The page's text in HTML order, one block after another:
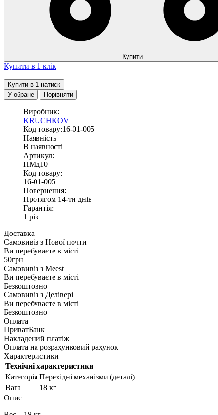
Купити
Купити в 1 клік
Купити в 1 натиск
У обране
Порівняти
Виробник:
KRUCHKOV
Код товару:16-01-005
Наявність
В наявності
Артикул:
ПМд10
Код товару:
16-01-005
Повернення:
Протягом 14-ти днів
Гарантія:
1 рік
Доставка
Самовивіз з Нової почти
Ви перебуваєте в місті
50грн
Самовивіз з Meest
Ви перебуваєте в місті
Безкоштовно
Самовивіз з Делівері
Ви перебуваєте в місті
Безкоштовно
Оплата
ПриватБанк
Накладений платіж
Оплата на розрахунковий рахунок
Характеристики
Технічні характеристики
Категорія Перехідні механізми (деталі)
Вага
18 кг
Опис